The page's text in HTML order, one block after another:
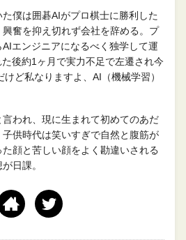
僕は囲碁AIがプロ棋士に勝利した
奮を抑え切れず会社を辞める。プ
エンジニアになるべく独学して運
後約1ヶ月で実力不足で左遷され今
ど私なりますよ、AI（機械学習）
われ、現に生まれて初めてのあだ
供時代は笑いすぎで自然と腹筋が
顔と苦しい顔をよく勘違いされる
日課。